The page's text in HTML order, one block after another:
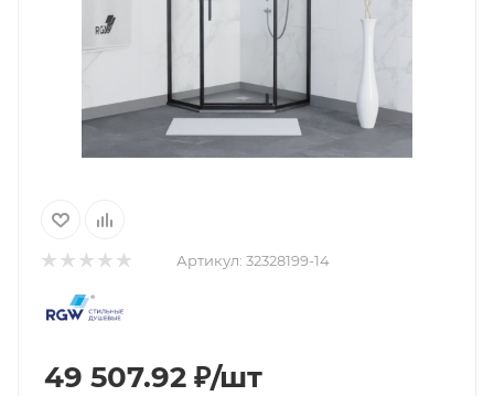
Артикул: 32328199-14
49 507.92 ₽/шт